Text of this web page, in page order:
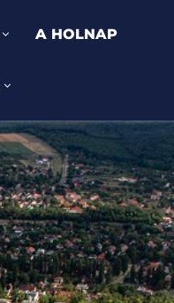
A HOLNAP